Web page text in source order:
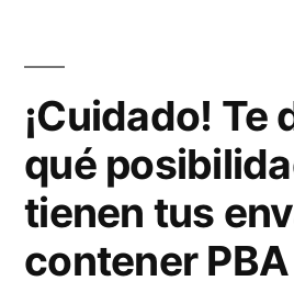
¡Cuidado! Te
qué
tienen tus
contener PBA